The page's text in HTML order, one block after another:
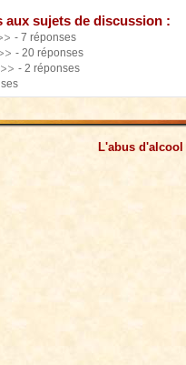
aux sujets de discussion :
- 7 réponses
- 20 réponses
- 2 réponses
L'abus